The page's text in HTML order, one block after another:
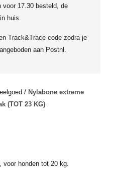
voor 17.30 besteld, de
huis.
Track&Trace code zodra je
aan Postnl.
/ Nylabone extreme
(TOT 23 KG)
voor honden tot 20 kg.